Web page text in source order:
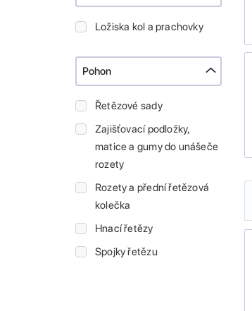
Ložiska kol a prachovky
Pohon
Řetězové sady
Zajišťovací podložky,
matice a gumy do unášeče
rozety
Rozety a přední řetězová
kolečka
Hnací řetězy
Spojky řetězu